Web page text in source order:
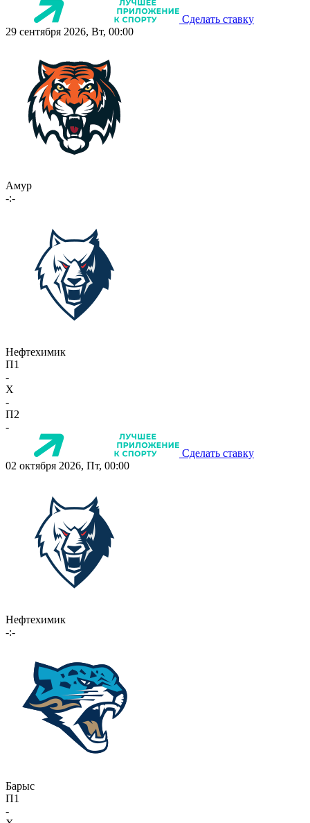
Сделать ставку
29 сентября 2026, Вт, 00:00
Амур
-:-
Нефтехимик
П1
-
X
-
П2
-
Сделать ставку
02 октября 2026, Пт, 00:00
Нефтехимик
-:-
Барыс
П1
-